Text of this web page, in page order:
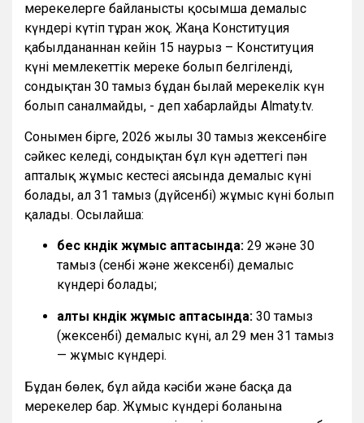
мерекелерге байланысты қосымша демалыс
күндері күтіп тұрған жоқ. Жаңа Конституция
қабылданғаннан кейін 15 наурыз – Конституция
күні мемлекеттік мереке болып белгіленді,
сондықтан 30 тамыз бұдан былай мерекелік күн
болып саналмайды, - деп хабарлайды Almaty.tv.
Сонымен бірге, 2026 жылғы 30 тамыз жексенбіге
сәйкес келеді, сондықтан бұл күн әдеттегі пән
апталық жұмыс кестесі аясында демалыс күні
болады, ал 31 тамыз (дүйсенбі) жұмыс күні болып
қалады. Осылайша:
бес күндік жұмыс аптасында: 29 және 30
тамыз (сенбі және жексенбі) демалыс
күндері болады;
алты күндік жұмыс аптасында: 30 тамыз
(жексенбі) демалыс күні, ал 29 мен 31 тамыз
— жұмыс күндері.
Бұдан бөлек, бұл айда кәсіби және басқа да
мерекелер бар. Жұмыс күндері болғанына